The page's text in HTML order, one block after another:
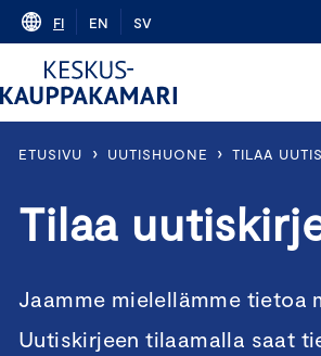
Skip
content
FI EN SV
ETUSIVU › UUTISHUONE › TILAA
Tilaa
Jaamme mielellämme tietoa
Uutiskirjeen tilaamalla saat